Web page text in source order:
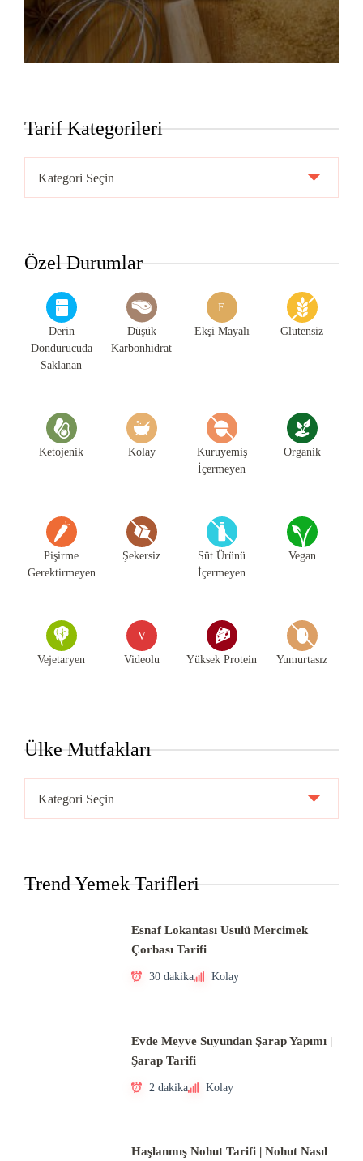
Tarif Kategorileri
Kategorileri
Özel Durumlar
Derin
Dondurucuda
Saklanan
Düşük
Karbonhidrat
E
Ekşi Mayalı Glutensiz
Ketojenik Kolay
Kuruyemiş
İçermeyen
Organik
Pişirme
Gerektirmeyen
Şekersiz
Süt Ürünü
İçermeyen
Vegan
Vejetaryen
V
Videolu Yüksek Protein Yumurtasız
Ülke Mutfakları
Mutfakları
Trend Yemek Tarifleri
Esnaf Lokantası Usulü Mercimek
Çorbası Tarifi
30 dakika Kolay
Evde Meyve Suyundan Şarap Yapımı |
Şarap Tarifi
2 dakika Kolay
Haşlanmış Nohut Tarifi | Nohut Nasıl